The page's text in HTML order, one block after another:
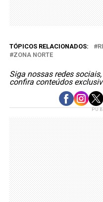
TÓPICOS RELACIONADOS:
ZONA NORTE
Siga nossas redes
confira conteúdos